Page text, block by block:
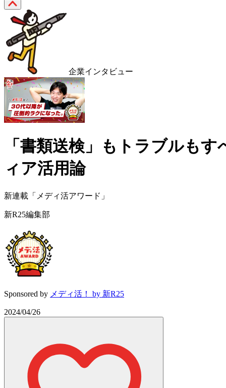
企業インタビュー
「書類送検」もトラブルも
ィア活用論
新連載「メディ活アワード」
新R25編集部
Sponsored by メディ活！ by 新R25
2024/04/26